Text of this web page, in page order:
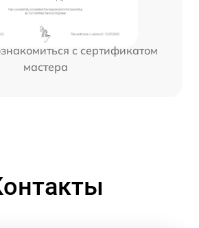
с сертификатом
мастера